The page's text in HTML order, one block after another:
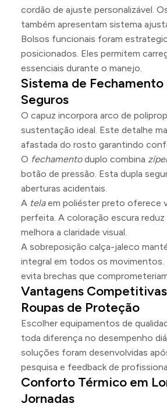
cordão de ajuste personalizável.
também apresentam sistema
Bolsos funcionais foram
posicionados. Eles permitem
essenciais durante o manejo.
Sistema de Fechamento
Seguros
O capuz incorpora arco de
sustentação ideal. Este detalhe
afastada do rosto garantindo
O fechamentoduplo combina
botão de pressão. Esta dupla
aberturas acidentais.
A telaem poliéster preto oferece
perfeita. A coloração escura reduz
melhora a claridade visual.
A sobreposição calça-jaleco
integral em todos os movimentos.
evita brechas que
Vantagens
Roupas de Proteção
Escolher equipamentos de
toda diferença no desempenho
soluções foram desenvolvidas
pesquisa e feedback de
Conforto Térmico em
Jornadas